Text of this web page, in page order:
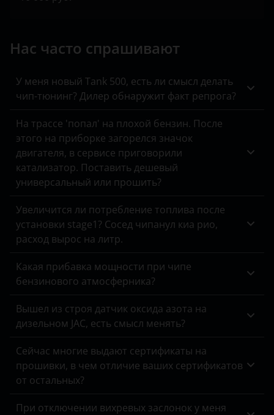
Volkswagen
Volvo
Zotye
ZX
ВАЗ (LADA)
ЗАЗ
Нас часто спрашивают
У меня новый Tank 500, есть ли смысл делать
чип-тюнинг? Дилер обнаружит факт репрога?
На трассе 'попал' на плохой бензин. После
этого на приборке загорелся значок
двигателя, в сервисе приговорили
катализатор. Поставить дешевый
универсальный или прошить?
Увеличится ли потребление топлива после
установки stage1? Сосед чипанул киа рио,
расход вырос на литр.
Какая прибавка мощности при чипе
бензинового атмосферника?
Вышел из строя датчик оксида азота на
дизельном JAC, есть смысл менять?
Сейчас многие выдают сертификаты на
прошивки, в чем отличие ваших сертификатов
от остальных?
При отключении вихревых заслонок у меня